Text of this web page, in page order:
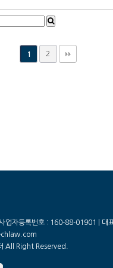
1 2
업자등록번호 : 160-88-01901 | 대
All Right Reserved.